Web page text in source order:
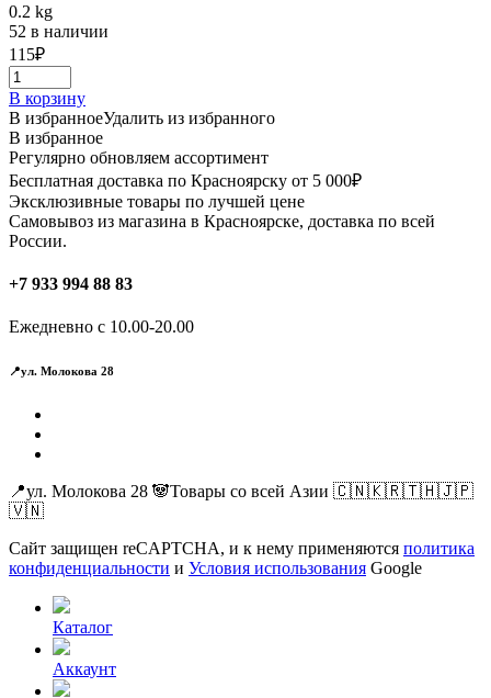
0.2 kg
52 в наличии
115₽
В корзину
В избранноеУдалить из избранного
В избранное
Регулярно обновляем ассортимент
Бесплатная доставка по Красноярску от 5 000₽
Эксклюзивные товары по лучшей цене
Самовывоз из магазина в Красноярске, доставка по всей
России.
+7 933 994 88 83
Ежедневно с 10.00-20.00
📍ул. Молокова 28
📍ул. Молокова 28 🐼Товары со всей Азии 🇨🇳🇰🇷🇹🇭🇯🇵
🇻🇳
Сайт защищен reCAPTCHA, и к нему применяются политика
конфиденциальности и Условия использования Google
Каталог
Аккаунт